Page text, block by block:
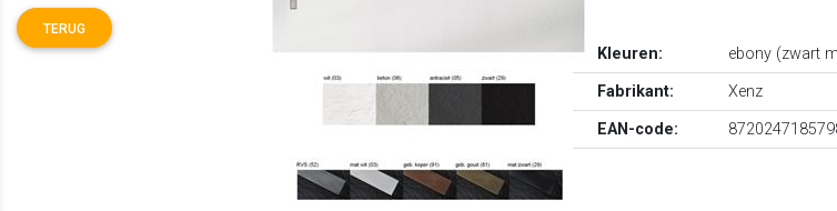
TERUG
Kleuren:
ebony (zwart
Fabrikant:
Xenz
EAN-code: